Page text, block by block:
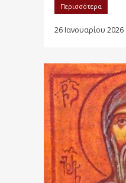
Περισσότερα
26 Ιανουαρίου 2026